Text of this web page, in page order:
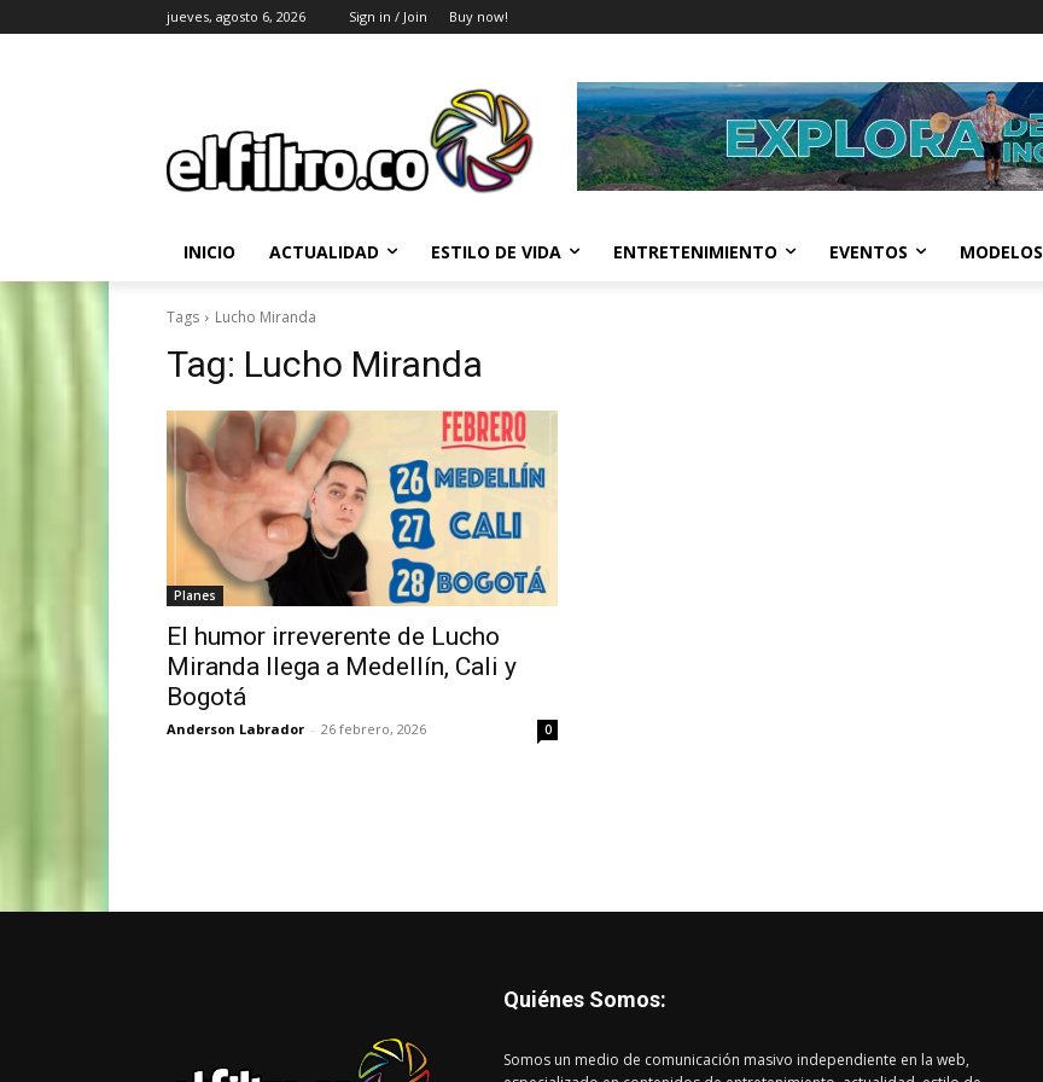
jueves, agosto 6, 2026 Sign in / Join Buy now!
INICIO ACTUALIDAD ESTILO DE VIDA ENTRETENIMIENTO EVENTOS MODELOS
Tags Lucho Miranda
Tag: Lucho Miranda
Planes
El humor irreverente de Lucho
Miranda llega a Medellín, Cali y
Bogotá
Anderson Labrador - 26 febrero, 2026 0
Quiénes Somos:
Somos un medio de comunicación masivo independiente en la web,